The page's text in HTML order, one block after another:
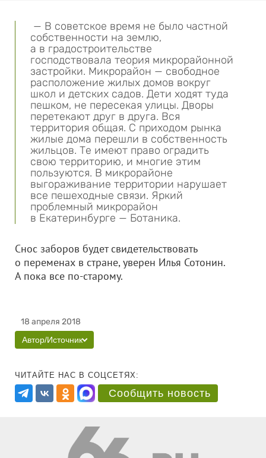
— В советское время не было частной
собственности на землю,
а в градостроительстве
господствовала теория микрорайонной
застройки. Микрорайон — свободное
расположение жилых домов вокруг
школ и детских садов. Дети ходят туда
пешком, не пересекая улицы. Дворы
перетекают друг в друга. Вся
территория общая. С приходом рынка
жилые дома перешли в собственность
жильцов. Те имеют право оградить
свою территорию, и многие этим
пользуются. В микрорайоне
выгораживание территории нарушает
все пешеходные связи. Яркий
проблемный микрорайон
в Екатеринбурге — Ботаника.
Снос заборов будет свидетельствовать
о переменах в стране, уверен Илья Сотонин.
А пока все по-старому.
18 апреля 2018
Автор/Источник
ЧИТАЙТЕ НАС В СОЦСЕТЯХ:
Сообщить новость